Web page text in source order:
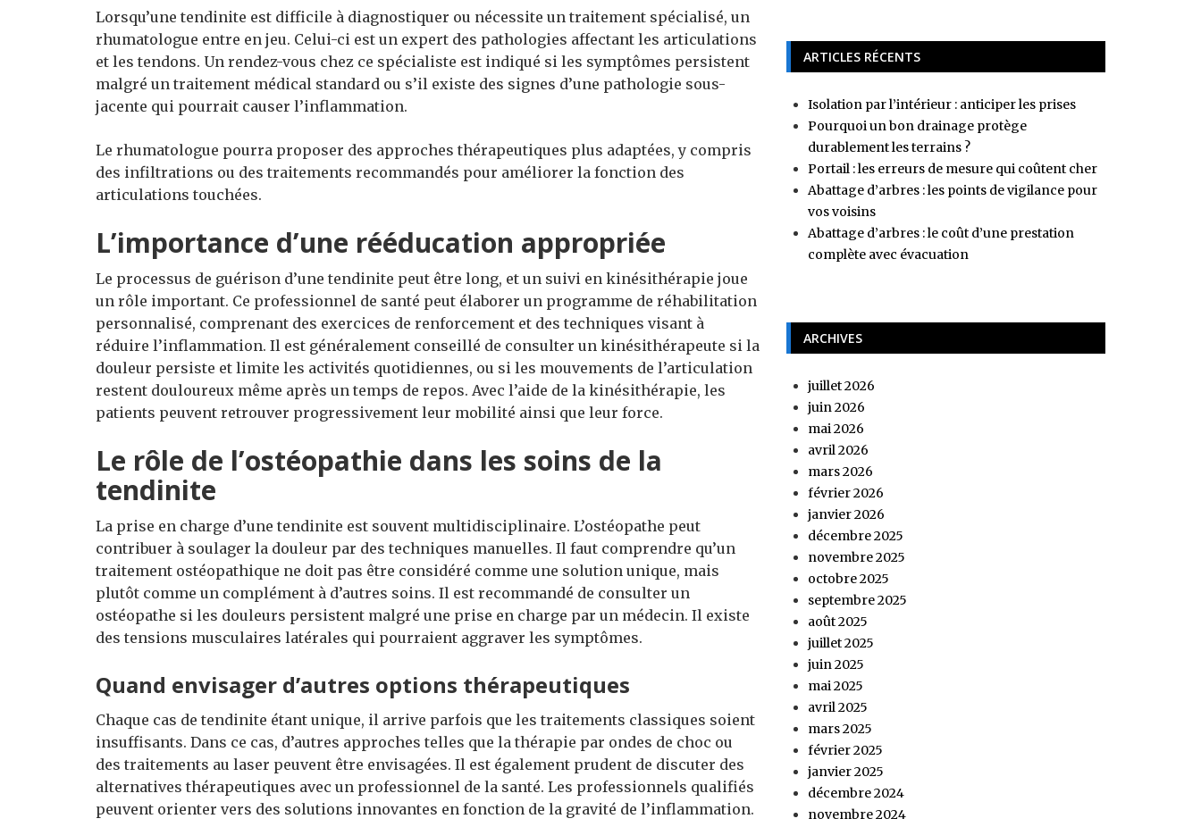
Lorsqu’une tendinite est difficile à diagnostiquer ou nécessite un traitement spécialisé, un
rhumatologue entre en jeu. Celui-ci est un expert des pathologies affectant les articulations
et les tendons. Un rendez-vous chez ce spécialiste est indiqué si les symptômes persistent
malgré un traitement médical standard ou s’il existe des signes d’une pathologie sous-
jacente qui pourrait causer l’inflammation.
Le rhumatologue pourra proposer des approches thérapeutiques plus adaptées, y compris
des infiltrations ou des traitements recommandés pour améliorer la fonction des
articulations touchées.
L’importance d’une rééducation appropriée
Le processus de guérison d’une tendinite peut être long, et un suivi en kinésithérapie joue
un rôle important. Ce professionnel de santé peut élaborer un programme de réhabilitation
personnalisé, comprenant des exercices de renforcement et des techniques visant à
réduire l’inflammation. Il est généralement conseillé de consulter un kinésithérapeute si la
douleur persiste et limite les activités quotidiennes, ou si les mouvements de l’articulation
restent douloureux même après un temps de repos. Avec l’aide de la kinésithérapie, les
patients peuvent retrouver progressivement leur mobilité ainsi que leur force.
Le rôle de l’ostéopathie dans les soins de la
tendinite
La prise en charge d’une tendinite est souvent multidisciplinaire. L’ostéopathe peut
contribuer à soulager la douleur par des techniques manuelles. Il faut comprendre qu’un
traitement ostéopathique ne doit pas être considéré comme une solution unique, mais
plutôt comme un complément à d’autres soins. Il est recommandé de consulter un
ostéopathe si les douleurs persistent malgré une prise en charge par un médecin. Il existe
des tensions musculaires latérales qui pourraient aggraver les symptômes.
Quand envisager d’autres options thérapeutiques
Chaque cas de tendinite étant unique, il arrive parfois que les traitements classiques soient
insuffisants. Dans ce cas, d’autres approches telles que la thérapie par ondes de choc ou
des traitements au laser peuvent être envisagées. Il est également prudent de discuter des
alternatives thérapeutiques avec un professionnel de la santé. Les professionnels qualifiés
peuvent orienter vers des solutions innovantes en fonction de la gravité de l’inflammation.
ARTICLES RÉCENTS
Isolation par l’intérieur : anticiper les prises
Pourquoi un bon drainage protège
durablement les terrains ?
Portail : les erreurs de mesure qui coûtent cher
Abattage d’arbres : les points de vigilance pour
vos voisins
Abattage d’arbres : le coût d’une prestation
complète avec évacuation
ARCHIVES
juillet 2026
juin 2026
mai 2026
avril 2026
mars 2026
février 2026
janvier 2026
décembre 2025
novembre 2025
octobre 2025
septembre 2025
août 2025
juillet 2025
juin 2025
mai 2025
avril 2025
mars 2025
février 2025
janvier 2025
décembre 2024
novembre 2024